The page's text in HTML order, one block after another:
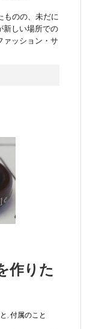
ものの、未だに
新しい場所での
ァッション・サ
作りた
付属のこと